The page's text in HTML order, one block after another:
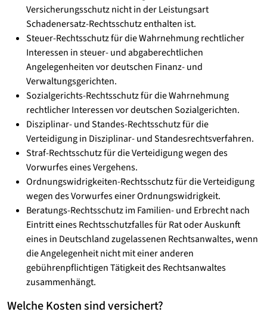
Versicherungsschutz nicht in der Leistungsart
Schadenersatz-Rechtsschutz enthalten ist.
Steuer-Rechtsschutz für die Wahrnehmung rechtlicher
Interessen in steuer- und abgaberechtlichen
Angelegenheiten vor deutschen Finanz- und
Verwaltungsgerichten.
Sozialgerichts-Rechtsschutz für die Wahrnehmung
rechtlicher Interessen vor deutschen Sozialgerichten.
Disziplinar- und Standes-Rechtsschutz für die
Verteidigung in Disziplinar- und Standesrechtsverfahren.
Straf-Rechtsschutz für die Verteidigung wegen des
Vorwurfes eines Vergehens.
Ordnungswidrigkeiten-Rechtsschutz für die Verteidigung
wegen des Vorwurfes einer Ordnungswidrigkeit.
Beratungs-Rechtsschutz im Familien- und Erbrecht nach
Eintritt eines Rechtsschutzfalles für Rat oder Auskunft
eines in Deutschland zugelassenen Rechtsanwaltes, wenn
die Angelegenheit nicht mit einer anderen
gebührenpflichtigen Tätigkeit des Rechtsanwaltes
zusammenhängt.
Welche Kosten sind versichert?